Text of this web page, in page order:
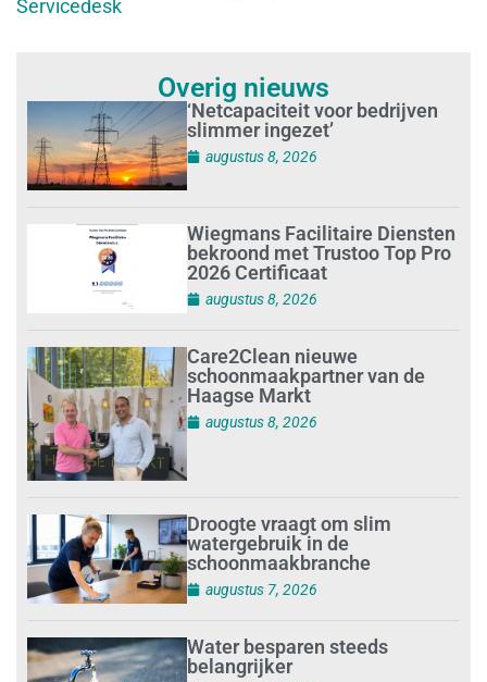
Servicedesk
Overig nieuws
‘Netcapaciteit voor bedrijven
slimmer ingezet’
augustus 8, 2026
Wiegmans Facilitaire Diensten
bekroond met Trustoo Top Pro
2026 Certificaat
augustus 8, 2026
Care2Clean nieuwe
schoonmaakpartner van de
Haagse Markt
augustus 8, 2026
Droogte vraagt om slim
watergebruik in de
schoonmaakbranche
augustus 7, 2026
Water besparen steeds
belangrijker